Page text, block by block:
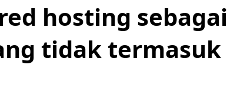
hosting sebagai
tidak termasuk